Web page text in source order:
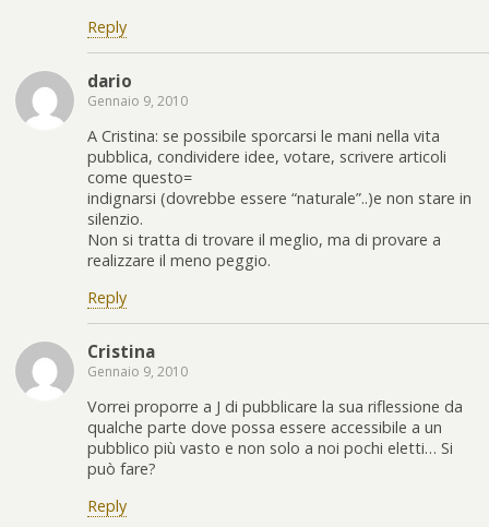
Reply
dario
Gennaio 9, 2010
A Cristina: se possibile sporcarsi le mani nella vita
pubblica, condividere idee, votare, scrivere articoli
come questo=
indignarsi (dovrebbe essere “naturale”..)e non stare in
silenzio.
Non si tratta di trovare il meglio, ma di provare a
realizzare il meno peggio.
Reply
Cristina
Gennaio 9, 2010
Vorrei proporre a J di pubblicare la sua riflessione da
qualche parte dove possa essere accessibile a un
pubblico più vasto e non solo a noi pochi eletti… Si
può fare?
Reply